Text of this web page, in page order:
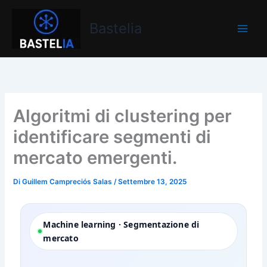
contenuto
Bastelia
Bastelia
Algoritmi di clustering per
identificare segmenti di
mercato emergenti.
DiGuillem Campreciós Salas/Settembre 13, 2025
Machine learning · Segmentazione di
mercato